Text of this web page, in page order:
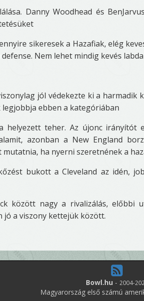
Danny Woodhead és
sikeresek a Hazafiak, elég
Nem lehet mindig kevés
jól védekezte ki a harmadik
ebben a kategóriában
helyezett teher. Az újonc irányítót
azonban a New England
mutatnia, ha nyerni szeretnének a
bukott a Cleveland az idén,
között nagy a rivalizálás, előbbi
jó a viszony kettejük között.
Bowl.hu - 2004-
Magyarország első számú